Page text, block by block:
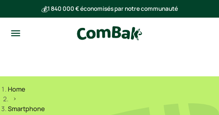
💰1 840 000 € économisés par notre communauté
Home
Smartphone